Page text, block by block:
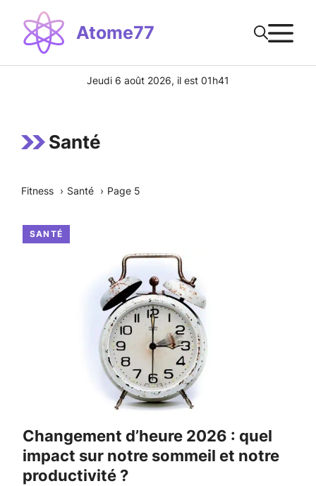
contenu
Atome77
Jeudi 6 août 2026, il est 01h41
Santé
Fitness Santé Page 5
SANTÉ
Changement d’heure 2026 : quel
impact sur notre sommeil et notre
productivité ?